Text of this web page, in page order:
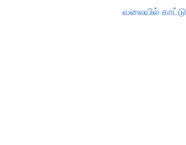
வலையில் காட்டு